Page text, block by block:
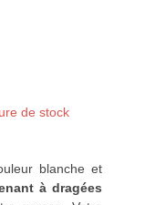
de stock
blanche et
à dragées